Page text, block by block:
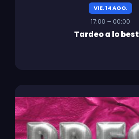
VIE. 14 AGO.
17:00 – 00:00
Tardeo a lo